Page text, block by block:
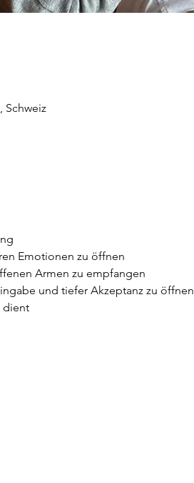
Schweiz
Emotionen zu öffnen
Armen zu empfangen
und tiefer Akzeptanz zu öffnen
dient